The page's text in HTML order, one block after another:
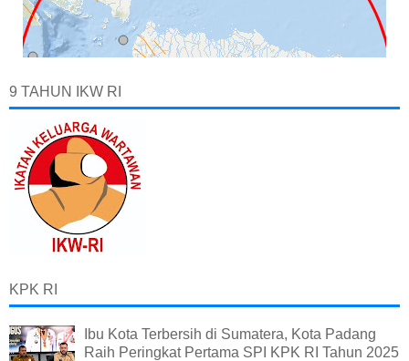
9 TAHUN IKW RI
KPK RI
Ibu Kota Terbersih di Sumatera, Kota Padang
Raih Peringkat Pertama SPI KPK RI Tahun 2025